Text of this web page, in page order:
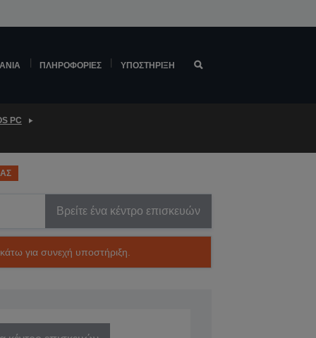
ΠΛΗΡΟΦΟΡΊΕΣ ΥΠΟΣΤΉΡΙΞΗ
PC
Βρείτε ένα κέντρο επισκευών
για συνεχή υποστήριξη.